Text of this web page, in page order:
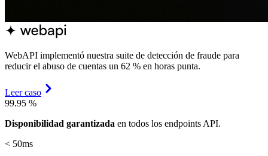
WebAPI implementó nuestra suite de detección de fraude para
reducir el abuso de cuentas un 62 % en horas punta.
Leer caso
99.95 %
Disponibilidad garantizada en todos los endpoints API.
< 50ms